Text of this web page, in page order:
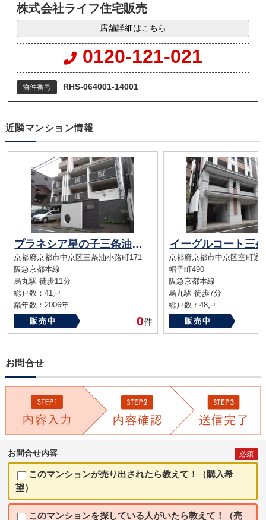
株式会社ライフ住宅販売
店舗詳細はこちら
0120-121-021
物件番号 RHS-064001-14001
近隣マンション情報
プラネシア星の子三条油小路
京都府京都市中京区三条油小路町171
阪急京都本線
烏丸駅 徒歩11分
総戸数：41戸
築年数：2006年
販売中
0件
イーグルコート三
京都府京都市中京区室町通
帽子町490
阪急京都本線
烏丸駅 徒歩7分
総戸数：48戸
築年数：2012年
販売中
お問合せ
お問合せ内容 必須
このマンションが売り出されたら教えて！（購入希
望）
このマンションを探している人がいたら教えて！（売